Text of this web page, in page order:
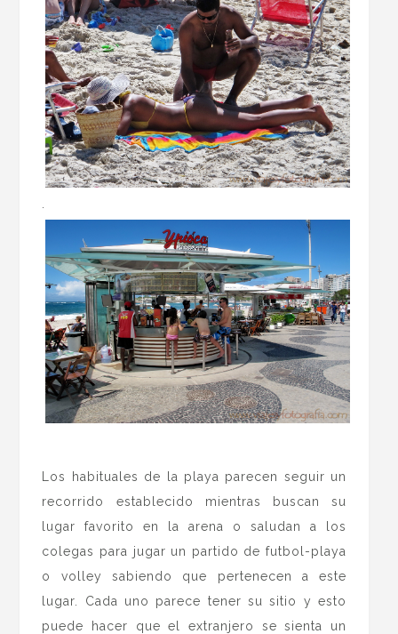
Los habituales de la playa parecen seguir un
recorrido establecido mientras buscan su
lugar favorito en la arena o saludan a los
colegas para jugar un partido de futbol-playa
o volley sabiendo que pertenecen a este
lugar. Cada uno parece tener su sitio y esto
puede hacer que el extranjero se sienta un